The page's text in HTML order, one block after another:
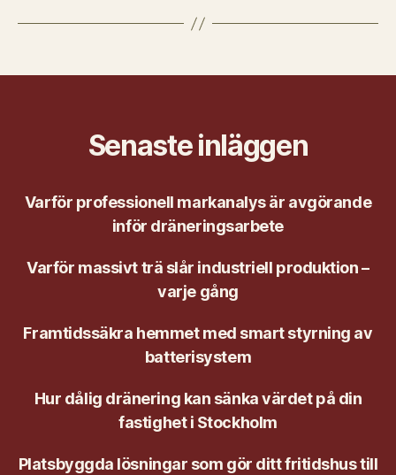
Senaste inläggen
Varför professionell markanalys är avgörande
inför dräneringsarbete
Varför massivt trä slår industriell produktion –
varje gång
Framtidssäkra hemmet med smart styrning av
batterisystem
Hur dålig dränering kan sänka värdet på din
fastighet i Stockholm
Platsbyggda lösningar som gör ditt fritidshus till